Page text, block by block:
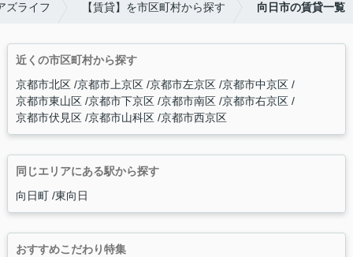
ズライフ 【賃貸】を市区町村から探す 向日市の賃貸一覧
近くの市区町村から探す
京都市北区 京都市上京区 京都市左京区 京都市中京区
京都市東山区 京都市下京区 京都市南区 京都市右京区
京都市伏見区 京都市山科区 京都市西京区
同じエリアにある駅から探す
向日町 東向日
おすすめこだわり特集